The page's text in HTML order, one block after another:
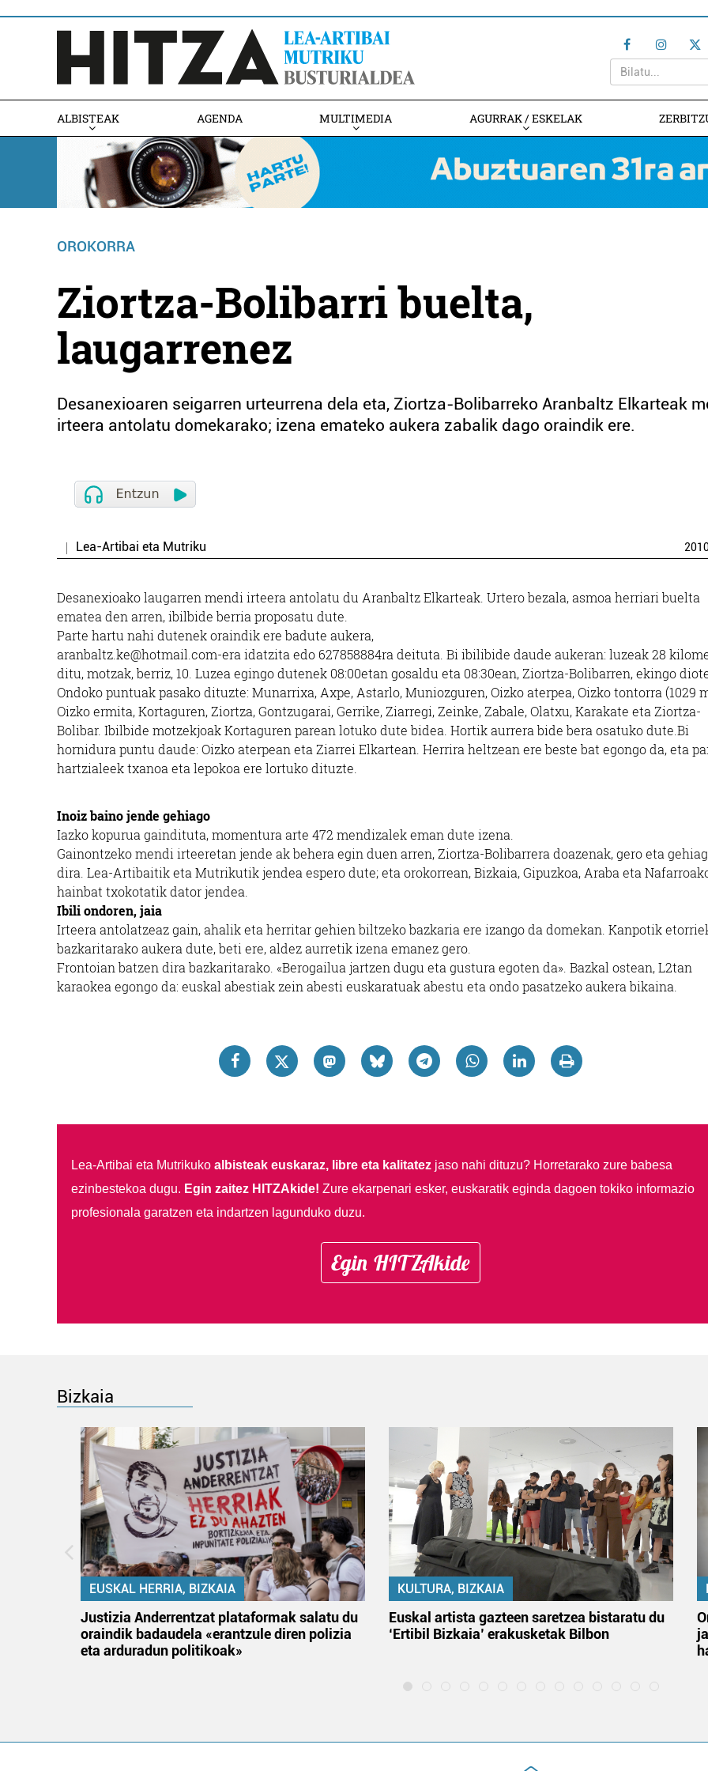
ALBISTEAK AGENDA MULTIMEDIA AGURRAK / ESKELAK
OROKORRA
Ziortza-Bolibarri buelta,
laugarrenez
Desanexioaren seigarren urteurrena dela eta, Ziortza-Bolibarreko Aranbaltz Elkarteak
irteera antolatu domekarako; izena emateko aukera zabalik dago oraindik ere.
Lea-Artibai eta Mutriku
Desanexioako laugarren mendi irteera antolatu du Aranbaltz Elkarteak. Urtero bezala, asmoa herriari buelta
ematea den arren, ibilbide berria proposatu dute.
Parte hartu nahi dutenek oraindik ere badute aukera,
aranbaltz.ke@hotmail.com-era idatzita edo 627858884ra deituta. Bi ibilibide daude aukeran: luzeak 28
ditu, motzak, berriz, 10. Luzea egingo dutenek 08:00etan gosaldu eta 08:30ean, Ziortza-Bolibarren, ekingo
Ondoko puntuak pasako dituzte: Munarrixa, Axpe, Astarlo, Muniozguren, Oizko aterpea, Oizko tontorra (1029
Oizko ermita, Kortaguren, Ziortza, Gontzugarai, Gerrike, Ziarregi, Zeinke, Zabale, Olatxu, Karakate eta Ziortza-
Bolibar. Ibilbide motzekjoak Kortaguren parean lotuko dute bidea. Hortik aurrera bide bera osatuko dute.Bi
hornidura puntu daude: Oizko aterpean eta Ziarrei Elkartean. Herrira heltzean ere beste bat egongo da, eta
hartzialeek txanoa eta lepokoa ere lortuko dituzte.
Inoiz baino jende gehiago
Iazko kopurua gaindituta, momentura arte 472 mendizalek eman dute izena.
Gainontzeko mendi irteeretan jende ak behera egin duen arren, Ziortza-Bolibarrera doazenak, gero eta
dira. Lea-Artibaitik eta Mutrikutik jendea espero dute; eta orokorrean, Bizkaia, Gipuzkoa, Araba eta
hainbat txokotatik dator jendea.
Ibili ondoren, jaia
Irteera antolatzeaz gain, ahalik eta herritar gehien biltzeko bazkaria ere izango da domekan. Kanpotik
bazkaritarako aukera dute, beti ere, aldez aurretik izena emanez gero.
Frontoian batzen dira bazkaritarako. «Berogailua jartzen dugu eta gustura egoten da». Bazkal ostean, L2tan
karaokea egongo da: euskal abestiak zein abesti euskaratuak abestu eta ondo pasatzeko aukera bikaina.
Lea-Artibai eta Mutrikuko albisteak euskaraz, libre eta kalitatezjaso nahi dituzu? Horretarako zure babesa
ezinbestekoa dugu. Egin zaitez HITZAkide! Zure ekarpenari esker, euskaratik eginda dagoen tokiko informazio
profesionala garatzen eta indartzen lagunduko duzu.
Egin HITZAkide
Bizkaia
EUSKAL HERRIA, BIZKAIA
Justizia Anderrentzat plataformak salatu du
oraindik badaudela «erantzule diren polizia
eta arduradun politikoak»
KULTURA, BIZKAIA
Euskal artista gazteen saretzea bistaratu du
‘Ertibil Bizkaia’ erakusketak Bilbon